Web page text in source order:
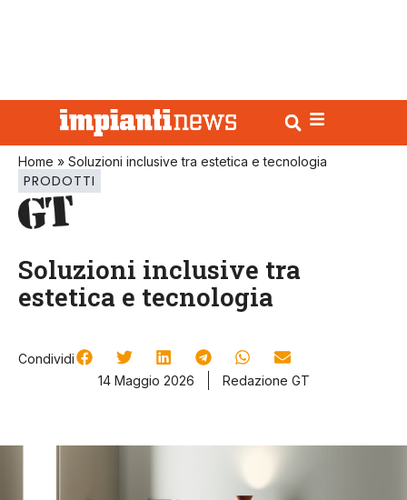
Home » Soluzioni inclusive tra estetica e tecnologia
PRODOTTI
Soluzioni inclusive tra
estetica e tecnologia
Condividi
14 Maggio 2026
Redazione GT